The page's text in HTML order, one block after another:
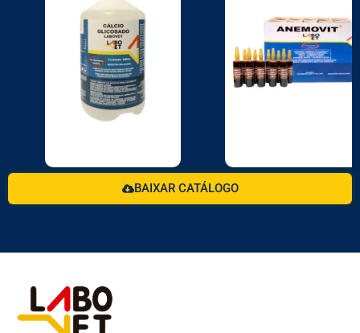
BAIXAR CATÁLOGO